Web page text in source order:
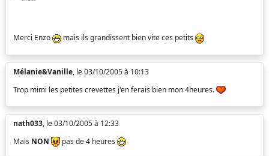
Merci Enzo mais ils grandissent bien vite ces petits
Mélanie&Vanille, le 03/10/2005 à 10:13
Trop mimi les petites crevettes j'en ferais bien mon 4heures.
nath033, le 03/10/2005 à 12:33
Mais NON pas de 4 heures